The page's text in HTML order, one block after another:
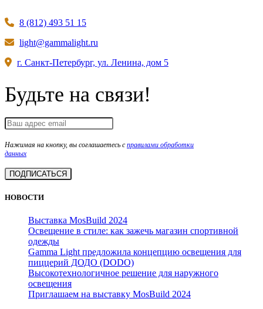
8 (812) 493 51 15
light@gammalight.ru
г. Санкт-Петербург, ул. Ленина, дом 5
Будьте на связи!
Нажимая на кнопку, вы соглашаетесь справилами обработки
данных
НОВОСТИ
Выставка MosBuild 2024
Освещение в стиле: как зажечь магазин спортивной
одежды
Gamma Light предложила концепцию освещения для
пиццерий ДОДО (DODO)
Высокотехнологичное решение для наружного
освещения
Приглашаем на выставку MosBuild 2024